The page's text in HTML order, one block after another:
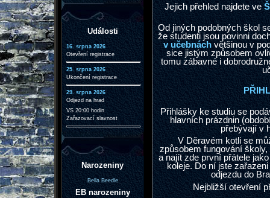
Události
16. srpna 2026
Otevření registrace
25. srpna 2026
Ukončení registrace
29. srpna 2026
Odjezd na hrad
VS 20:00 hodin
Zařazovací slavnost
Narozeniny
Bella Beedle
EB narozeniny
Jejich přehled najdete ve
Od jiných podobných škol
že studenti jsou povinni
v učebnáchvětšinou v
sice jistým způsobem
tomu zábavné i
Přihlášky ke studiu se
hlavních prázdnin
přebývají v
V Děravém kotli se
způsobem fungování
a najít zde první přátele
koleje. Do ní jste
odjezdu do
Nejbližší otevření